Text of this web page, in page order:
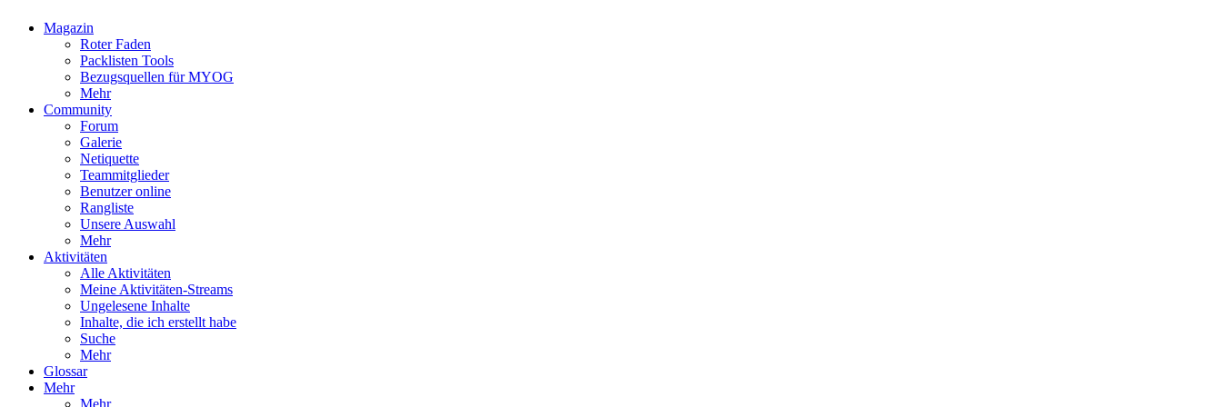
Magazin
Roter Faden
Packlisten Tools
Bezugsquellen für MYOG
Mehr
Community
Forum
Galerie
Netiquette
Teammitglieder
Benutzer online
Rangliste
Unsere Auswahl
Mehr
Aktivitäten
Alle Aktivitäten
Meine Aktivitäten-Streams
Ungelesene Inhalte
Inhalte, die ich erstellt habe
Suche
Mehr
Glossar
Mehr
Mehr